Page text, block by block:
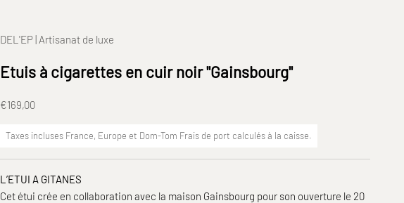
DEL'EP | Artisanat de luxe
Etuis à cigarettes en cuir noir "Gainsbourg"
Prix de vente
€169,00
Taxes incluses France, Europe et Dom-Tom Frais de port calculés à la caisse.
L’ETUI A GITANES
Cet étui crée en collaboration avec la maison Gainsbourg pour son ouverture le 20